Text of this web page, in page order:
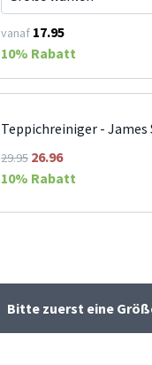
vanaf 17.95
10% Rabatt
Teppichreiniger - James
29.95 26.96
10% Rabatt
Bitte zuerst eine